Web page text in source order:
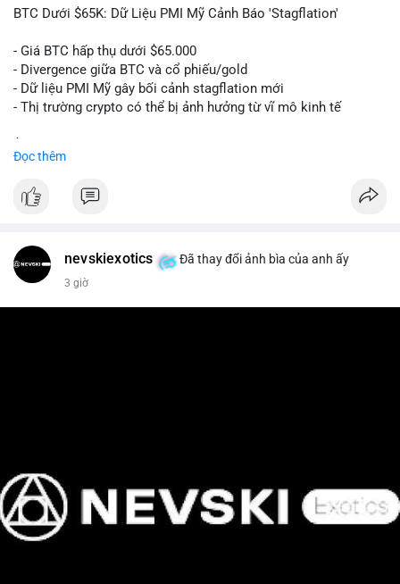
📰 Nguồn: Cointelegraph
BTC Dưới $65K: Dữ Liệu PMI Mỹ Cảnh Báo 'Stagflation'
- Giá BTC hấp thụ dưới $65.000
- Divergence giữa BTC và cổ phiếu/gold
- Dữ liệu PMI Mỹ gây bối cảnh stagflation mới
- Thị trường crypto có thể bị ảnh hưởng từ vĩ mô kinh tế
Đọc thêm
nevskiexotics Đã thay đổi ảnh bìa của anh ấy
3 giờ